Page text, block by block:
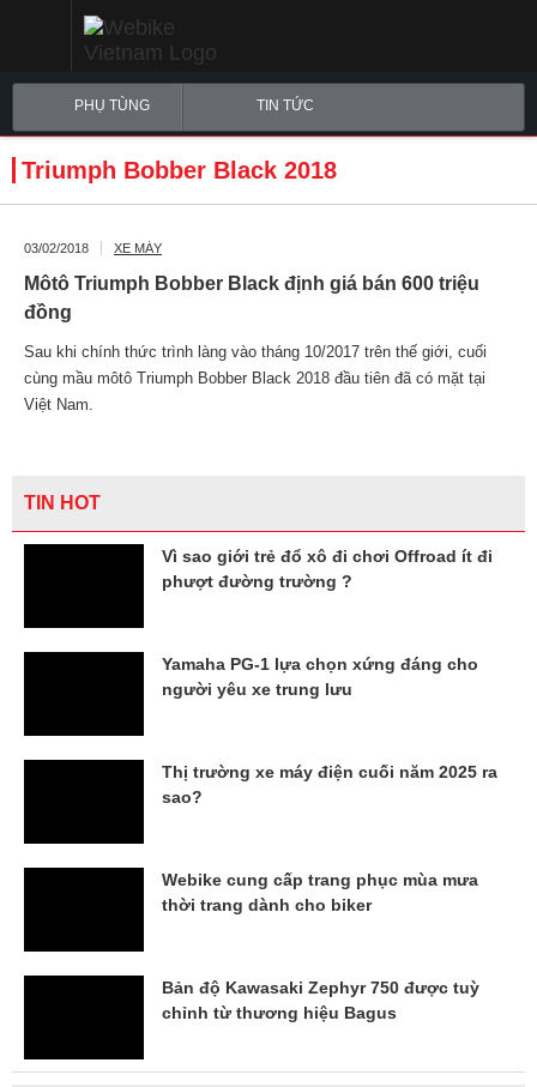
PHỤ TÙNG TIN TỨC
Triumph Bobber Black 2018
03/02/2018 XE MÁY
Môtô Triumph Bobber Black định giá bán 600 triệu
đồng
Sau khi chính thức trình làng vào tháng 10/2017 trên thế giới, cuối
cùng mầu môtô Triumph Bobber Black 2018 đầu tiên đã có mặt tại
Việt Nam.
TIN HOT
Vì sao giới trẻ đổ xô đi chơi Offroad ít đi
phượt đường trường ?
Yamaha PG-1 lựa chọn xứng đáng cho
người yêu xe trung lưu
Thị trường xe máy điện cuối năm 2025 ra
sao?
Webike cung cấp trang phục mùa mưa
thời trang dành cho biker
Bản độ Kawasaki Zephyr 750 được tuỳ
chỉnh từ thương hiệu Bagus